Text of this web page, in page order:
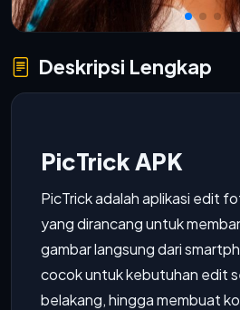
Deskripsi Lengkap
PicTrick APK
PicTrick adalah aplikasi edit
yang dirancang untuk
gambar langsung dari
cocok untuk kebutuhan edit
belakang, hingga membuat